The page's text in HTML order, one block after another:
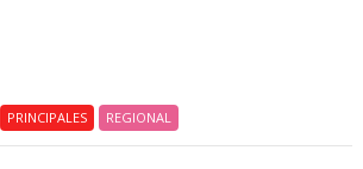
PRINCIPALES REGIONAL